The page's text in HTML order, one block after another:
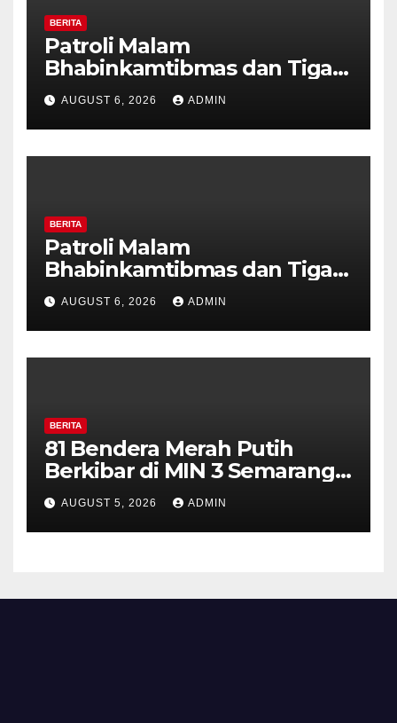
BERITA
Patroli Malam
Bhabinkamtibmas dan Tiga
Pilar Kelurahan Ungaran
Perkuat Kamtibmas, Warga
Diajak Aktifkan Ronda
AUGUST 6, 2026 ADMIN
BERITA
Patroli Malam
Bhabinkamtibmas dan Tiga
Pilar Kelurahan Ungaran
Perkuat Kamtibmas, Warga
Diajak Aktifkan Ronda
AUGUST 6, 2026 ADMIN
BERITA
81 Bendera Merah Putih
Berkibar di MIN 3 Semarang,
Bhabinkamtibmas Desa
Timpik Hadiri Peringatan
HUT ke-81 Kemerdekaan RI
AUGUST 5, 2026 ADMIN